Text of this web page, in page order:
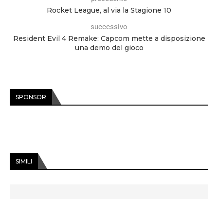
Rocket League, al via la Stagione 10
successivo
Resident Evil 4 Remake: Capcom mette a disposizione
una demo del gioco
SPONSOR
SIMILI